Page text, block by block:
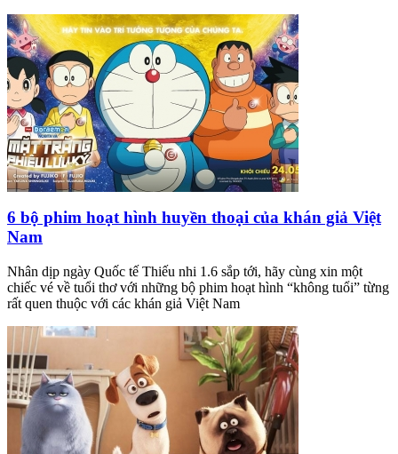
6 bộ phim hoạt hình huyền thoại của khán giả Việt
Nam
Nhân dịp ngày Quốc tế Thiếu nhi 1.6 sắp tới, hãy cùng xin một
chiếc vé về tuổi thơ với những bộ phim hoạt hình “không tuổi” từng
rất quen thuộc với các khán giả Việt Nam